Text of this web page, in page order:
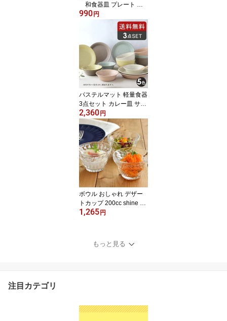
和食器皿 プレート 取
り皿 中皿 ケーキ皿 サラ
ダ皿 副菜皿 前菜皿 一品
料理 変形皿 食器 器 うつ
わ シック モダン カフェ
食器 和カフェ おしゃ
990円
パステルマット 軽量食器
3点セット カレー皿 サラ
ダボウル お好み丼 食器
セット福袋 軽い 軽量 洋
食器 おしゃれ シンプル
セット食器 引っ越し 単
身赴任 新生活 一人暮ら
し 軽い食器
2,360円
ボウル おしゃれ デザー
トカップ 200cc shine ガ
ラス 小鉢 カップ ガラス
ウル ヨーグルトボウル
アイスクリーム
1,265円
もっと見る
注目カテゴリ